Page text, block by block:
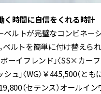
く時間に自信をくれる時計
ルトが完璧なコンビネー
ベルトを簡単に付け替え
ーイフレンド」〈SS×カー
」〈WG〉￥445,500（と
（セテンス）オールイン